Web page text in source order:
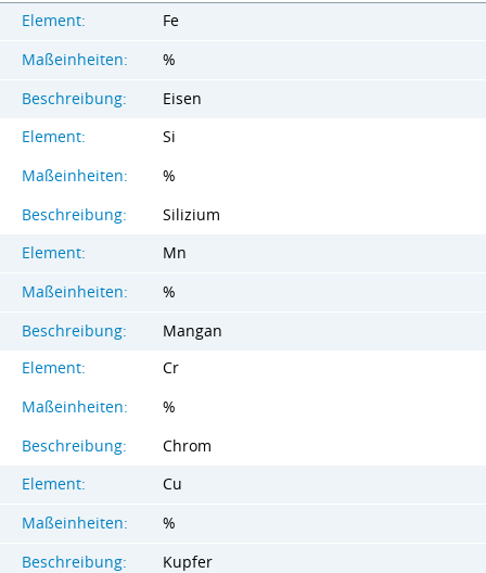
Element:
Fe
Maßeinheiten:
%
Beschreibung:
Eisen
Element:
Si
Maßeinheiten:
%
Beschreibung:
Silizium
Element:
Mn
Maßeinheiten:
%
Beschreibung:
Mangan
Element:
Cr
Maßeinheiten:
%
Beschreibung:
Chrom
Element:
Cu
Maßeinheiten:
%
Beschreibung:
Kupfer